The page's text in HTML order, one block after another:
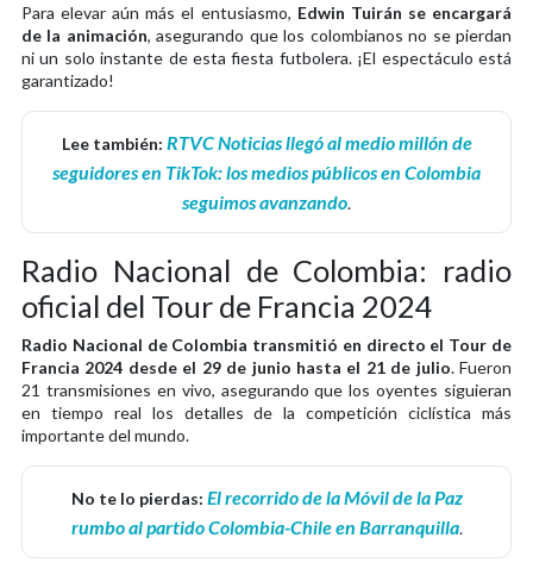
Para elevar aún más el entusiasmo, Edwin Tuirán se encargará
de la animación, asegurando que los colombianos no se pierdan
ni un solo instante de esta fiesta futbolera. ¡El espectáculo está
garantizado!
Lee también: RTVC Noticias llegó al medio millón de
seguidores en TikTok: los medios públicos en Colombia
seguimos avanzando.
Radio Nacional de Colombia: radio
oficial del Tour de Francia 2024
Radio Nacional de Colombia transmitió en directo el Tour de
Francia 2024 desde el 29 de junio hasta el 21 de julio. Fueron
21 transmisiones en vivo, asegurando que los oyentes siguieran
en tiempo real los detalles de la competición ciclística más
importante del mundo.
No te lo pierdas: El recorrido de la Móvil de la Paz
rumbo al partido Colombia-Chile en Barranquilla.